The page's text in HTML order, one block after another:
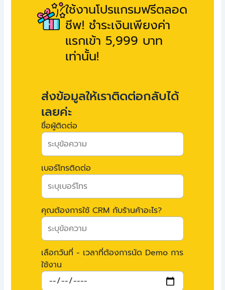
ใช้งานโปรแกรมฟรีตลอด
ชีพ! ชำระเงินเพียงค่า
แรกเข้า 5,999 บาท
เท่านั้น!
ส่งข้อมูลให้เราติดต่อกลับได้
เลยค่ะ
ชื่อผู้ติดต่อ
เบอร์โทรติดต่อ
คุณต้องการใช้ CRM กับร้านค้าอะไร?
เลือกวันที่ - เวลาที่ต้องการนัด Demo การ
ใช้งาน